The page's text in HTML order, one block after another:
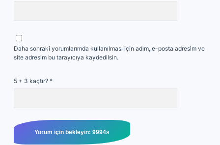
Daha sonraki yorumlarımda kullanılması için adım, e-posta adresim ve
site adresim bu tarayıcıya kaydedilsin.
5 + 3 kaçtır? *